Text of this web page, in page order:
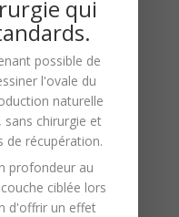
une
dans
utilise des
efficaces,
qui
possible de
l'ovale du
naturelle
, sans chirurgie et
de récupération.
profondeur au
ciblée lors
d'offrir un effet